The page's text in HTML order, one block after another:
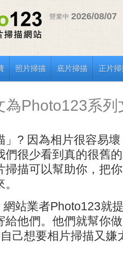
營業中 2026/08/07
照片掃描 底片掃描 正片
為Photo123系列
」? 因為相片很容易
們很少看到真的很舊
掃描可以幫助你，把
站業者Photo123就
給他們。他們就幫你
己想要相片掃描又嫌